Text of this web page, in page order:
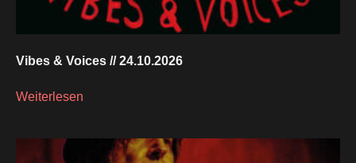
Vibes & Voices // 24.10.2026
Weiterlesen